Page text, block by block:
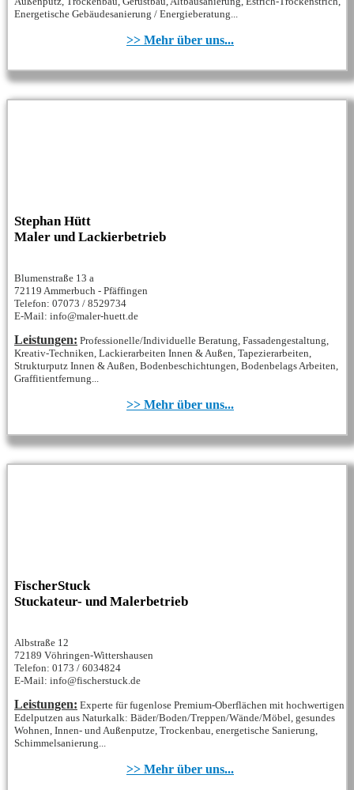
Energetische Gebäudesanierung / Energieberatung...
>> Mehr über uns...
Stephan Hütt
Maler und Lackierbetrieb
Blumenstraße 13 a
72119 Ammerbuch - Pfäffingen
Telefon: 07073 / 8529734
E-Mail: info@maler-huett.de
Leistungen: Professionelle/Individuelle Beratung, Fassadengestaltung,
Kreativ-Techniken, Lackierarbeiten Innen & Außen, Tapezierarbeiten,
Strukturputz Innen & Außen, Bodenbeschichtungen, Bodenbelags Arbeiten,
Graffitientfernung...
>> Mehr über uns...
FischerStuck
Stuckateur- und Malerbetrieb
Albstraße 12
72189 Vöhringen-Wittershausen
Telefon: 0173 / 6034824
E-Mail: info@fischerstuck.de
Leistungen: Experte für fugenlose Premium-Oberflächen mit hochwertigen
Edelputzen aus Naturkalk: Bäder/Boden/Treppen/Wände/Möbel, gesundes
Wohnen, Innen- und Außenputze, Trockenbau, energetische Sanierung,
Schimmelsanierung...
>> Mehr über uns...